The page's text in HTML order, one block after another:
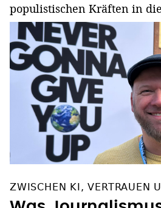
populistischen Kräften in
ZWISCHEN KI, VERTRAUEN